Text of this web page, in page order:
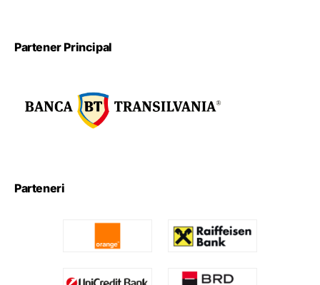
Partener Principal
Parteneri